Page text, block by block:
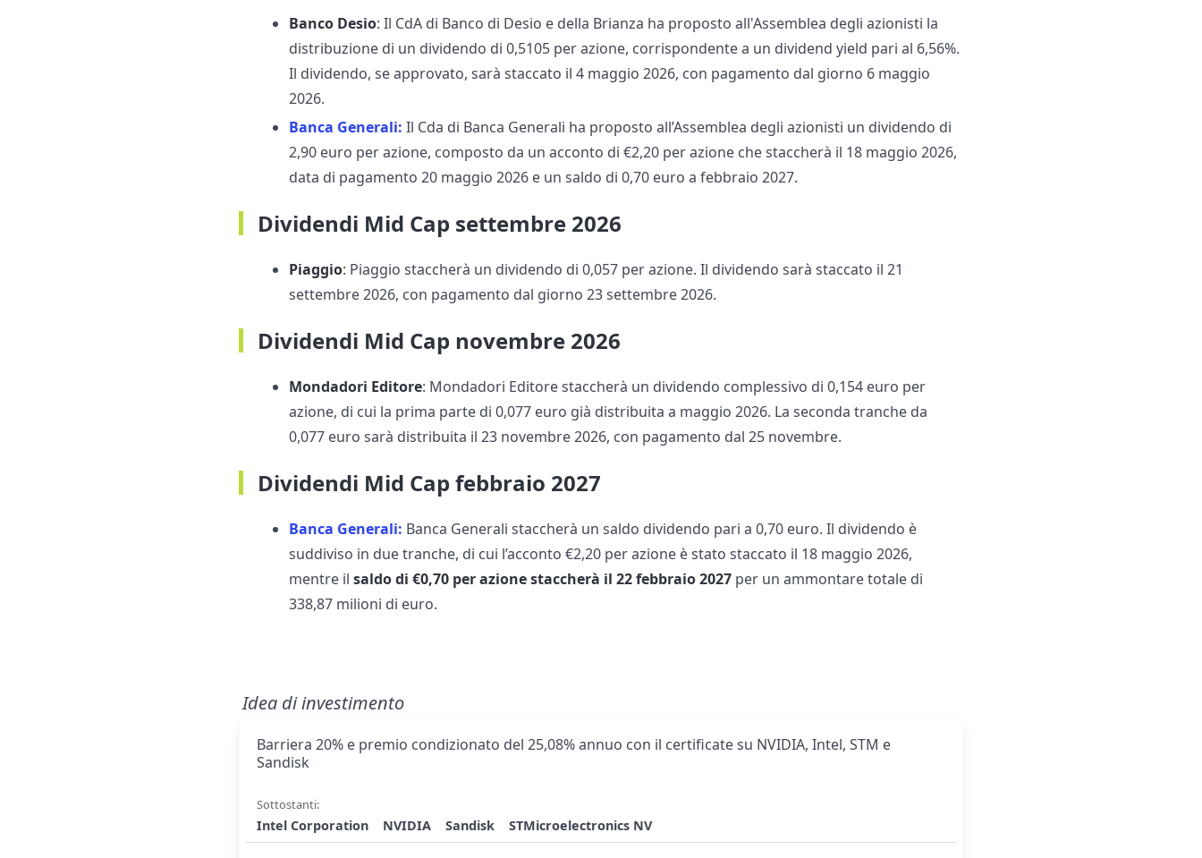
Banco Desio: Il CdA di Banco di Desio e della Brianza ha proposto all'Assemblea degli azionisti la
distribuzione di un dividendo di 0,5105 per azione, corrispondente a un dividend yield pari al 6,56%.
Il dividendo, se approvato, sarà staccato il 4 maggio 2026, con pagamento dal giorno 6 maggio
2026.
Banca Generali: Il Cda di Banca Generali ha proposto all’Assemblea degli azionisti un dividendo di
2,90 euro per azione, composto da un acconto di €2,20 per azione che staccherà il 18 maggio 2026,
data di pagamento 20 maggio 2026 e un saldo di 0,70 euro a febbraio 2027.
Dividendi Mid Cap settembre 2026
Piaggio: Piaggio staccherà un dividendo di 0,057 per azione. Il dividendo sarà staccato il 21
settembre 2026, con pagamento dal giorno 23 settembre 2026.
Dividendi Mid Cap novembre 2026
Mondadori Editore: Mondadori Editore staccherà un dividendo complessivo di 0,154 euro per
azione, di cui la prima parte di 0,077 euro già distribuita a maggio 2026. La seconda tranche da
0,077 euro sarà distribuita il 23 novembre 2026, con pagamento dal 25 novembre.
Dividendi Mid Cap febbraio 2027
Banca Generali: Banca Generali staccherà un saldo dividendo pari a 0,70 euro. Il dividendo è
suddiviso in due tranche, di cui l’acconto €2,20 per azione è stato staccato il 18 maggio 2026,
mentre ilsaldo di €0,70 per azione staccherà il 22 febbraio 2027 per un ammontare totale di
338,87 milioni di euro.
Idea di investimento
Barriera 20% e premio condizionato del 25,08% annuo con il certificate su NVIDIA, Intel, STM e
Sandisk
Sottostanti:
Intel Corporation NVIDIA Sandisk STMicroelectronics NV